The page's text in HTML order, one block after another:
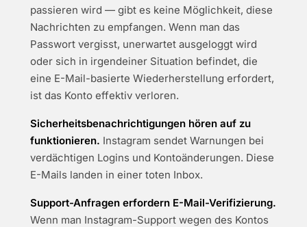
passieren wird — gibt es keine Möglichkeit, diese
Nachrichten zu empfangen. Wenn man das
Passwort vergisst, unerwartet ausgeloggt wird
oder sich in irgendeiner Situation befindet, die
eine E-Mail-basierte Wiederherstellung erfordert,
ist das Konto effektiv verloren.
Sicherheitsbenachrichtigungen hören auf zu
funktionieren. Instagram sendet Warnungen bei
verdächtigen Logins und Kontoänderungen. Diese
E-Mails landen in einer toten Inbox.
Support-Anfragen erfordern E-Mail-Verifizierung.
Wenn man Instagram-Support wegen des Kontos